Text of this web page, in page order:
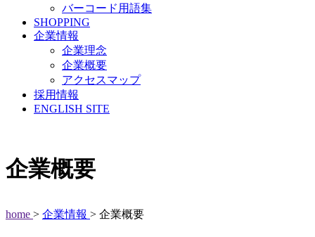
バーコード用語集
SHOPPING
企業情報
企業理念
企業概要
アクセスマップ
採用情報
ENGLISH SITE
企業概要
home > 企業情報 > 企業概要